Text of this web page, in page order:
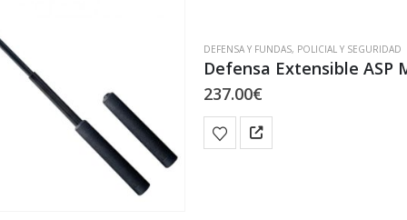
DEFENSA Y FUNDAS, POLICIAL Y SEGURIDAD
Defensa Extensible ASP
237.00€